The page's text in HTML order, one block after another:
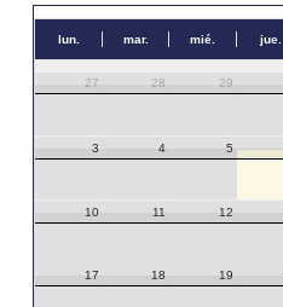
lun. mar. mié. jue.
27 28 29
3 4 5
10 11 12
17 18 19